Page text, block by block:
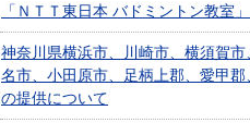
「ＮＴＴ東日本 バドミントン教室
神奈川県横浜市、川崎市、横須賀
名市、小田原市、足柄上郡、愛甲
の提供について